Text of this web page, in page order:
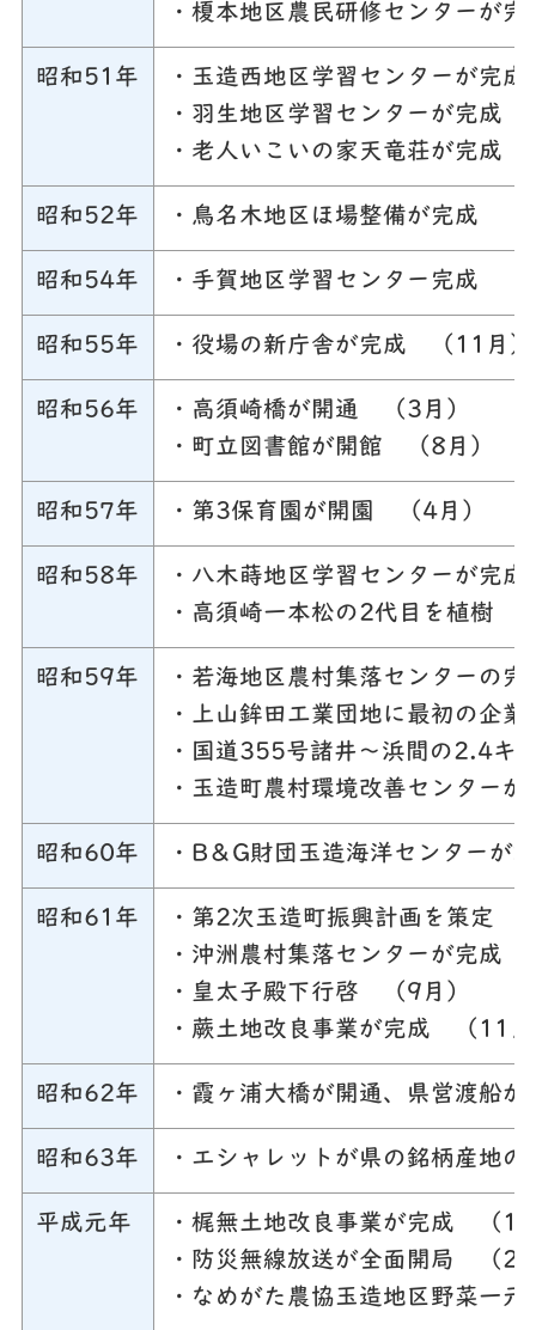
・榎本地区農民研修センターが
昭和51年
・玉造西地区学習センターが完
・羽生地区学習センターが完成
・老人いこいの家天竜荘が完成
昭和52年 ・鳥名木地区ほ場整備が完成 （
昭和54年 ・手賀地区学習センター完成 （
昭和55年 ・役場の新庁舎が完成 （11月）
昭和56年
・高須崎橋が開通 （3月）
・町立図書館が開館 （8月）
昭和57年 ・第3保育園が開園 （4月）
昭和58年
・八木蒔地区学習センターが完
・高須崎一本松の2代目を植樹
昭和59年
・若海地区農村集落センターの
・上山鉾田工業団地に最初の企
・国道355号諸井～浜間の2.4
・玉造町農村環境改善センター
昭和60年 ・B＆G財団玉造海洋センター
昭和61年
・第2次玉造町振興計画を策定
・沖洲農村集落センターが完成
・皇太子殿下行啓 （9月）
・蕨土地改良事業が完成 （11
昭和62年 ・霞ヶ浦大橋が開通、県営渡船
昭和63年 ・エシャレットが県の銘柄産地
平成元年
・梶無土地改良事業が完成 （1
・防災無線放送が全面開局 （2
・なめがた農協玉造地区野菜一